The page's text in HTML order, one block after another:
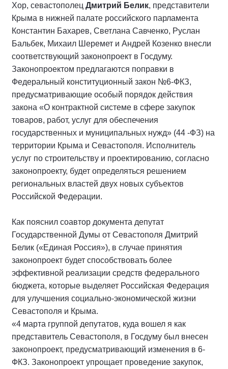
Хор, севастополец Дмитрий Белик, представители
Крыма в нижней палате российского парламента
Константин Бахарев, Светлана Савченко, Руслан
Бальбек, Михаил Шеремет и Андрей Козенко внесли
соответствующий законопроект в Госдуму.
Законопроектом предлагаются поправки в
Федеральный конституционный закон №6-ФКЗ,
предусматривающие особый порядок действия
закона «О контрактной системе в сфере закупок
товаров, работ, услуг для обеспечения
государственных и муниципальных нужд» (44 -ФЗ) на
территории Крыма и Севастополя. Исполнитель
услуг по строительству и проектированию, согласно
законопроекту, будет определяться решением
региональных властей двух новых субъектов
Российской Федерации.
Как пояснил соавтор документа депутат
Государственной Думы от Севастополя Дмитрий
Белик («Единая Россия»), в случае принятия
законопроект будет способствовать более
эффективной реализации средств федерального
бюджета, которые выделяет Российская Федерация
для улучшения социально-экономической жизни
Севастополя и Крыма.
«4 марта группой депутатов, куда вошел я как
представитель Севастополя, в Госдуму был внесен
законопроект, предусматривающий изменения в 6-
ФКЗ. Законопроект упрощает проведение закупок,